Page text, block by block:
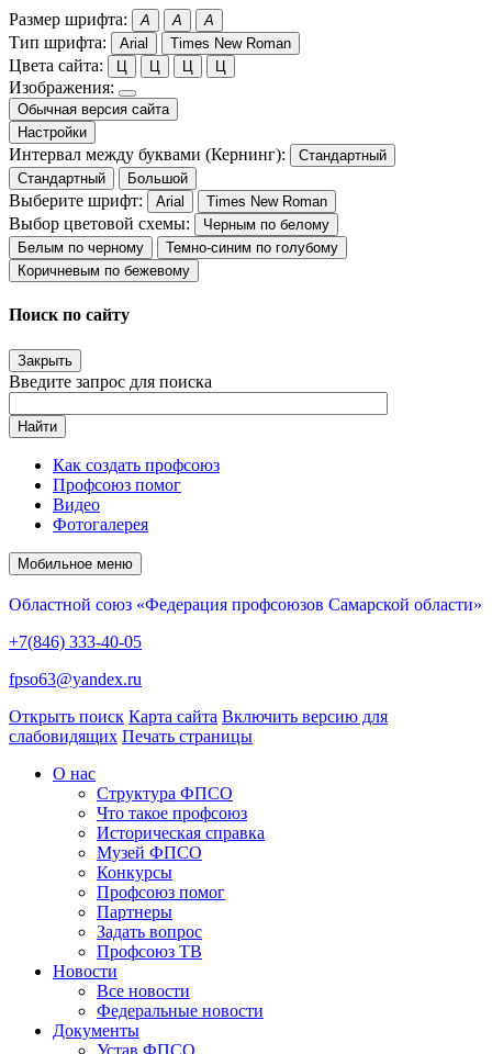
Размер шрифта: A A A
Тип шрифта: Arial Times New Roman
Цвета сайта: Ц Ц Ц Ц
Изображения:
Обычная версия сайта
Настройки
Интервал между буквами (Кернинг):
Стандартный
Стандартный
Большой
Выберите шрифт: Arial Times New Roman
Выбор цветовой схемы:
Черным по белому
Белым по черному
Темно-синим по голубому
Коричневым по бежевому
Поиск по сайту
Закрыть
Введите запрос для поиска
Найти
Как создать профсоюз
Профсоюз помог
Видео
Фотогалерея
Мобильное меню
Областной союз «Федерация профсоюзов Самарской области»
+7(846) 333-40-05
fpso63@yandex.ru
Открыть поиск Карта сайта Включить версию для
слабовидящих Печать страницы
О нас
Структура ФПСО
Что такое профсоюз
Историческая справка
Музей ФПСО
Конкурсы
Профсоюз помог
Партнеры
Задать вопрос
Профсоюз ТВ
Новости
Все новости
Федеральные новости
Документы
Устав ФПСО